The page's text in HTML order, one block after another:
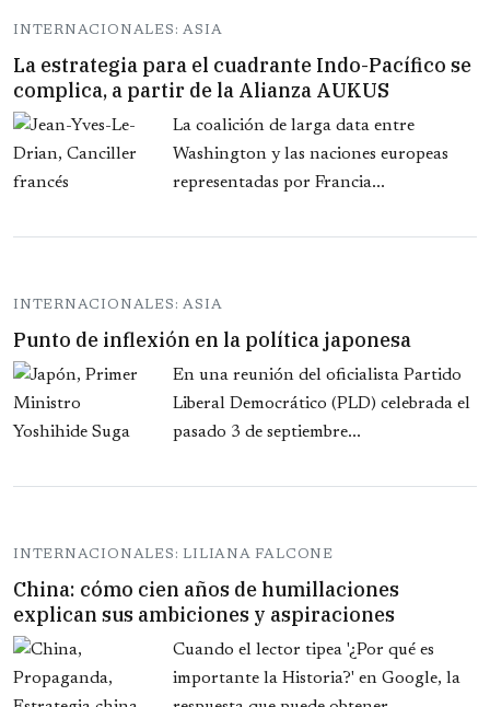
INTERNACIONALES: ASIA
La estrategia para el cuadrante Indo-Pacífico se
complica, a partir de la Alianza AUKUS
La coalición de larga data entre
Washington y las naciones europeas
representadas por Francia...
INTERNACIONALES: ASIA
Punto de inflexión en la política japonesa
En una reunión del oficialista Partido
Liberal Democrático (PLD) celebrada el
pasado 3 de septiembre...
INTERNACIONALES: LILIANA FALCONE
China: cómo cien años de humillaciones
explican sus ambiciones y aspiraciones
Cuando el lector tipea '¿Por qué es
importante la Historia?' en Google, la